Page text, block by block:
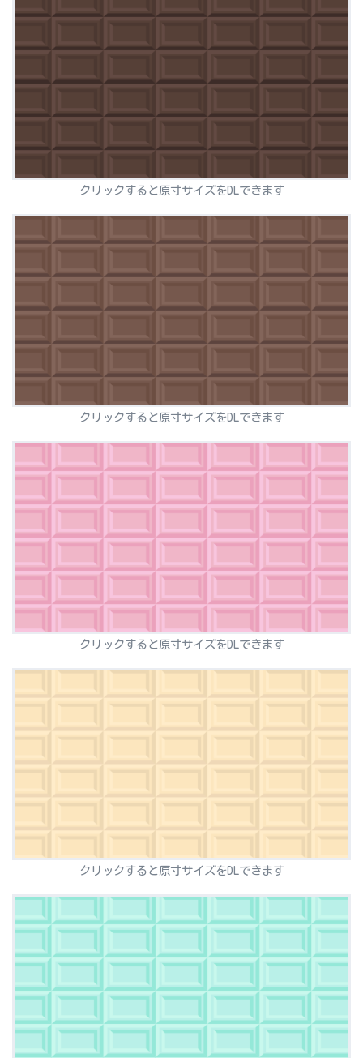
クリックすると原寸サイズをDLできます
クリックすると原寸サイズをDLできます
クリックすると原寸サイズをDLできます
クリックすると原寸サイズをDLできます